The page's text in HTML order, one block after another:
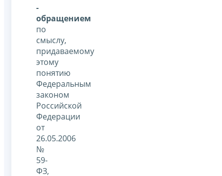
-
обращением
по
смыслу,
придаваемому
этому
понятию
Федеральным
законом
Российской
Федерации
от
26.05.2006
№
59-
ФЗ,